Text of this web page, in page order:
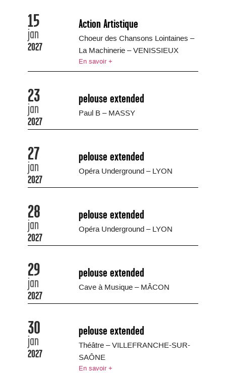
15
jan
2027
Action Artistique
Choeur des Chansons Lointaines –
La Machinerie – VENISSIEUX
En savoir +
23
jan
2027
pelouse extended
Paul B – MASSY
27
jan
2027
pelouse extended
Opéra Underground – LYON
28
jan
2027
pelouse extended
Opéra Underground – LYON
29
jan
2027
pelouse extended
Cave à Musique – MÂCON
30
jan
2027
pelouse extended
Théâtre – VILLEFRANCHE-SUR-
SAÔNE
En savoir +